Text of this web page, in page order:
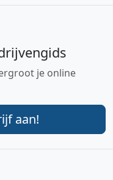
je online
aan!